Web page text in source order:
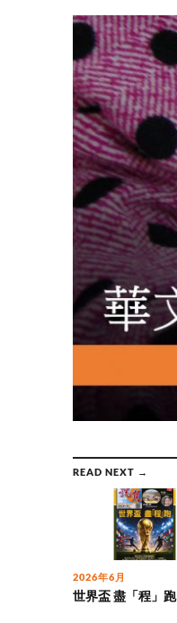
READ NEXT →
2026年6月
世界盃 盡「程」跑